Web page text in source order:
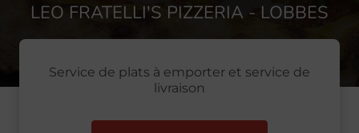
LEO FRATELLI'S PIZZERIA - LOBBES
Service de plats à emporter et service de
livraison